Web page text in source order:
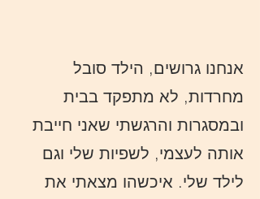
אנחנו גרושים, הילד סובל
מחרדות, לא מתפקד בבית
ובמסגרות והרגשתי שאני חייבת
אותה לעצמי, לשפיות שלי וגם
לילד שלי. איכשהו מצאתי את